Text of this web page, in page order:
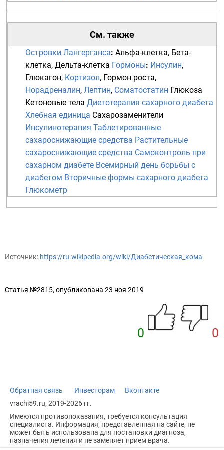
См. также
Островки Лангерганса: Альфа-клетка, Бета-
клетка, Дельта-клетка Гормоны: Инсулин,
Глюкагон, Кортизол, Гормон роста,
Норадреналин, Лептин, Соматостатин Глюкоза
Кетоновые тела Диетотерапия сахарного диабета
Хлебная единица Сахарозаменители
Инсулинотерапия Таблетированные
сахароснижающие средства Растительные
сахароснижающие средства Самоконтроль при
сахарном диабете Всемирный день борьбы с
диабетом Вторичные формы сахарного диабета
Глюкометр
Источник: https://ru.wikipedia.org/wiki/Диабетическая_кома
Статья №2815, опубликована 23 ноя 2019
0 0
Обратная связь Инвесторам
Вконтакте
vrachi59.ru, 2019-2026 гг.
Имеются противопоказания, требуется консультация
специалиста. Информация, представленная на сайте, не
может быть использована для постановки диагноза,
назначения лечения и не заменяет прием врача.